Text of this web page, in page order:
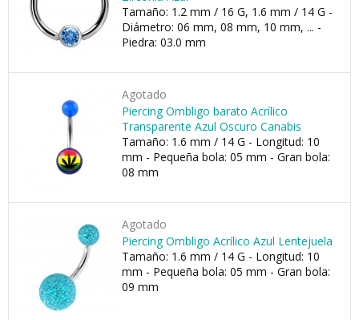
Tamaño: 1.2 mm / 16 G, 1.6 mm / 14 G -
Diámetro: 06 mm, 08 mm, 10 mm, ... -
Piedra: 03.0 mm
Agotado
Piercing Ombligo barato Acrílico
Transparente Azul Oscuro Canabis
Tamaño: 1.6 mm / 14 G - Longitud: 10
mm - Pequeña bola: 05 mm - Gran bola:
08 mm
Agotado
Piercing Ombligo Acrílico Azul Lentejuela
Tamaño: 1.6 mm / 14 G - Longitud: 10
mm - Pequeña bola: 05 mm - Gran bola:
09 mm